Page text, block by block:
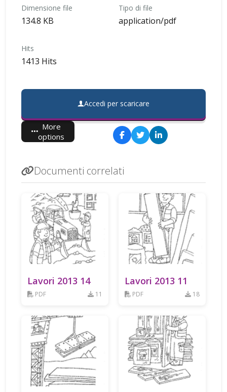
Dimensione file
134.8 KB
Tipo di file
application/pdf
Hits
1413 Hits
Accedi per scaricare
More
options
Documenti correlati
Lavori 2013 14
PDF 11
Lavori 2013 11
PDF 18